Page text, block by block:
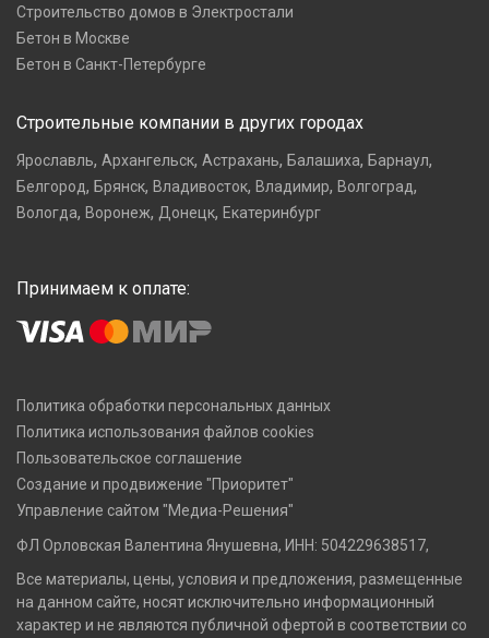
Строительство домов в Электростали
Бетон в Москве
Бетон в Санкт-Петербурге
Строительные компании в других городах
Ярославль, Архангельск, Астрахань, Балашиха, Барнаул,
Белгород, Брянск, Владивосток, Владимир, Волгоград,
Вологда, Воронеж, Донецк, Екатеринбург
Принимаем к оплате:
Политика обработки персональных данных
Политика использования файлов cookies
Пользовательское соглашение
Создание и продвижение "Приоритет"
Управление сайтом "Медиа-Решения"
ФЛ Орловская Валентина Янушевна, ИНН: 504229638517,
Все материалы, цены, условия и предложения, размещенные
на данном сайте, носят исключительно информационный
характер и не являются публичной офертой в соответствии со